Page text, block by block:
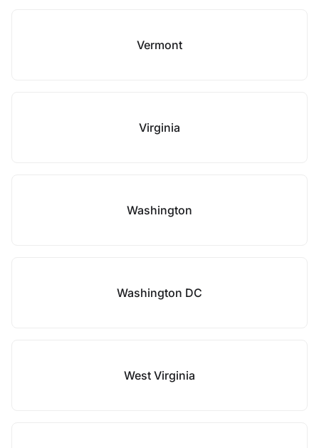
Vermont
Virginia
Washington
Washington DC
West Virginia